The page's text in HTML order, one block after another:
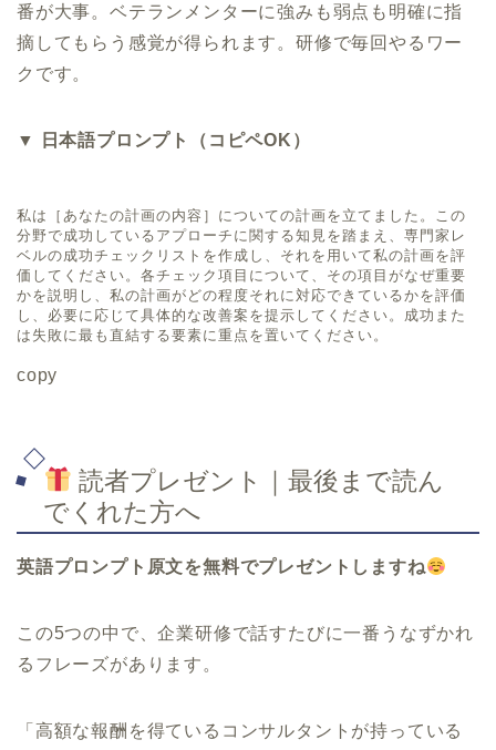
番が大事。ベテランメンターに強みも弱点も明確に指
摘してもらう感覚が得られます。研修で毎回やるワー
クです。
▼ 日本語プロンプト（コピペOK）
私は［あなたの計画の内容］についての計画を立てました。この
分野で成功しているアプローチに関する知見を踏まえ、専門家レ
ベルの成功チェックリストを作成し、それを用いて私の計画を評
価してください。各チェック項目について、その項目がなぜ重要
かを説明し、私の計画がどの程度それに対応できているかを評価
し、必要に応じて具体的な改善案を提示してください。成功また
は失敗に最も直結する要素に重点を置いてください。
copy
読者プレゼント｜最後まで読ん
でくれた方へ
英語プロンプト原文を無料でプレゼントしますね
この5つの中で、企業研修で話すたびに一番うなずかれ
るフレーズがあります。
「高額な報酬を得ているコンサルタントが持っている